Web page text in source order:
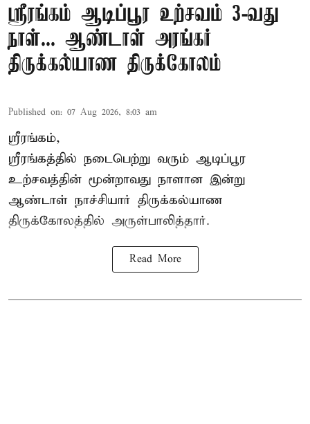
ஸ்ரீரங்கம் ஆடிப்பூர உற்சவம் 3-வது
நாள்... ஆண்டாள் அரங்கர்
திருக்கல்யாண திருக்கோலம்
Published on: 07 Aug 2026, 8:03 am
ஸ்ரீரங்கம்,
ஸ்ரீரங்கத்தில் நடைபெற்று வரும் ஆடிப்பூர
உற்சவத்தின் மூன்றாவது நாளான இன்று
ஆண்டாள் நாச்சியார் திருக்கல்யாண
திருக்கோலத்தில் அருள்பாலித்தார்.
Read More